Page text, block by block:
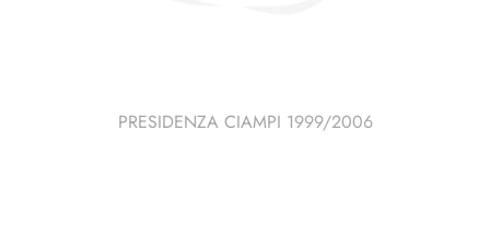
PRESIDENZA CIAMPI 1999/2006